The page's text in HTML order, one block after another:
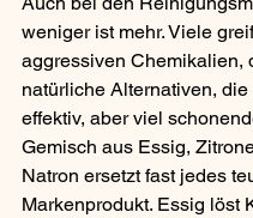
weniger ist mehr. Viele
aggressiven Chemikalien,
natürliche Alternativen,
effektiv, aber viel
Gemisch aus Essig,
Natron ersetzt fast jedes
Markenprodukt. Essig löst